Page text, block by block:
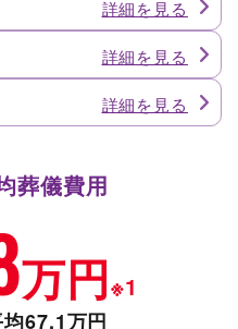
葬儀費用
万円※1
67.1万円